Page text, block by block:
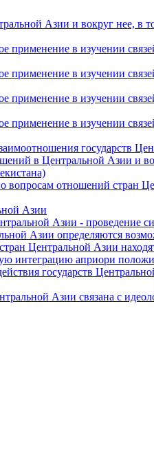
Азии и вокруг нее, в
в изучении
в изучении
в изучении
в изучении
государств
в Центральной Азии и
вопросам отношений стран
Азии
Азии - проведение
Азии определяются
Центральной Азии
интеграцию априори
государств
Азии связана с